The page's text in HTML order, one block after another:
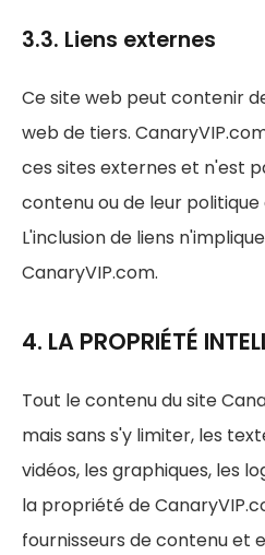
3.3. Liens externes
Ce site web peut contenir
web de tiers.
ces sites externes et n'est
contenu ou de leur
L'inclusion de liens
CanaryVIP.com.
4. LA PROPRIÉTÉ
Tout le contenu du site
mais sans s'y limiter, les
vidéos, les graphiques, les
la propriété de
fournisseurs de contenu et